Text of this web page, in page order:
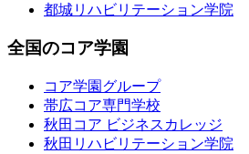
都城リハビリテーション学院
全国のコア学園
コア学園グループ
帯広コア専門学校
秋田コア ビジネスカレッジ
秋田リハビリテーション学院